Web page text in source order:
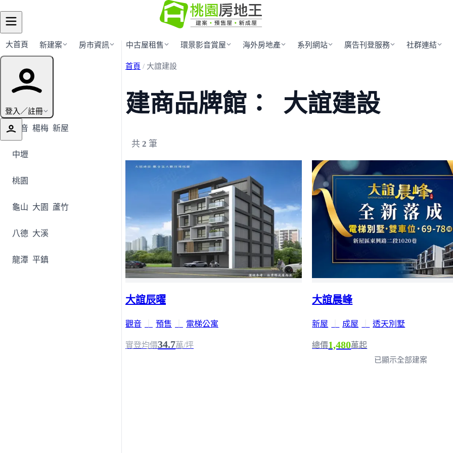
大首頁 新建案 房市資訊 中古屋租售 環景影音賞屋 海外房地產 系列網站 廣告刊登服務 社群連結
登入／註冊
行政區導覽
觀音 楊梅 新屋
中壢
桃園
龜山 大園 蘆竹
八德 大溪
龍潭 平鎮
首頁 / 大誼建設
建商品牌館： 大誼建設
共 2 筆
大誼辰曜
觀音 預售 電梯公寓
實登均價34.7萬/坪
大誼晨峰
新屋 成屋 透天別墅
總價1,480萬起
已顯示全部建案